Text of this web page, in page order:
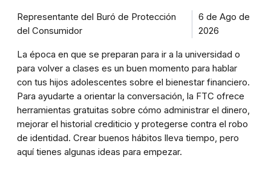
Representante del Buró de Protección
del Consumidor
6 de Ago de
2026
La época en que se preparan para ir a la universidad o
para volver a clases es un buen momento para hablar
con tus hijos adolescentes sobre el bienestar financiero.
Para ayudarte a orientar la conversación, la FTC ofrece
herramientas gratuitas sobre cómo administrar el dinero,
mejorar el historial crediticio y protegerse contra el robo
de identidad. Crear buenos hábitos lleva tiempo, pero
aquí tienes algunas ideas para empezar.